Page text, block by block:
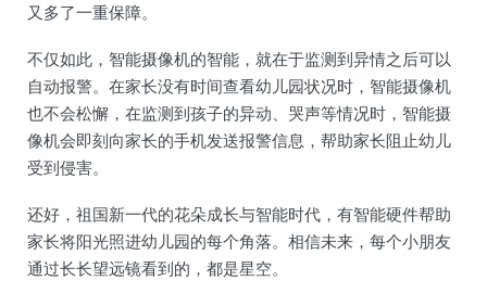
又多了一重保障。
不仅如此，智能摄像机的智能，就在于监测到异情之后可以
自动报警。在家长没有时间查看幼儿园状况时，智能摄像机
也不会松懈，在监测到孩子的异动、哭声等情况时，智能摄
像机会即刻向家长的手机发送报警信息，帮助家长阻止幼儿
受到侵害。
还好，祖国新一代的花朵成长与智能时代，有智能硬件帮助
家长将阳光照进幼儿园的每个角落。相信未来，每个小朋友
通过长长望远镜看到的，都是星空。